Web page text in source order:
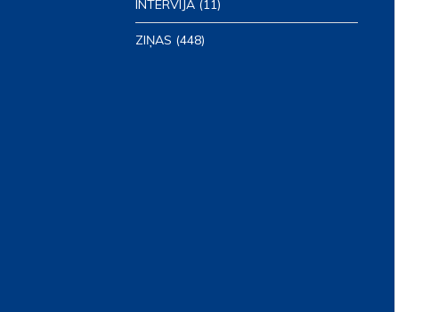
INTERVIJA (11)
ZIŅAS (448)